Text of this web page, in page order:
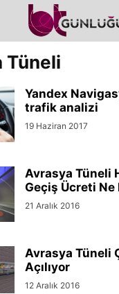
Tüneli
Yandex
trafik analizi
19 Haziran 2017
Avrasya Tüneli
Geçiş Ücreti Ne
21 Aralık 2016
Avrasya Tüneli
Açılıyor
12 Aralık 2016